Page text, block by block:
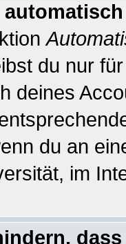
du nur
deines
du an
im